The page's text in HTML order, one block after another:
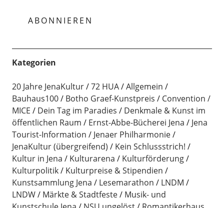
Kategorien
20 Jahre JenaKultur 72 HUA
Allgemein
Bauhaus100
Botho Graef-Kunstpreis
Convention /
MICE
Dein Tag im Paradies
Denkmale & Kunst im
öffentlichen Raum
Ernst-Abbe-Bücherei Jena
Jena
Tourist-Information
Jenaer Philharmonie
JenaKultur (übergreifend)
Kein Schlussstrich!
Kultur in Jena
Kulturarena
Kulturförderung
Kulturpolitik
Kulturpreise & Stipendien
Kunstsammlung Jena
Lesemarathon
LNDM
LNDW
Märkte & Stadtfeste
Musik- und